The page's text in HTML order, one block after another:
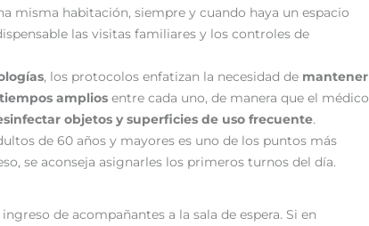
misma habitación, siempre y cuando haya un espacio
las visitas familiares y los controles de
, los protocolos enfatizan la necesidad de mantener
amplios entre cada uno, de manera que el
objetos y superficies de uso frecuente.
de 60 años y mayores es uno de los puntos más
se aconseja asignarles los primeros turnos del día.
de acompañantes a la sala de espera. Si en